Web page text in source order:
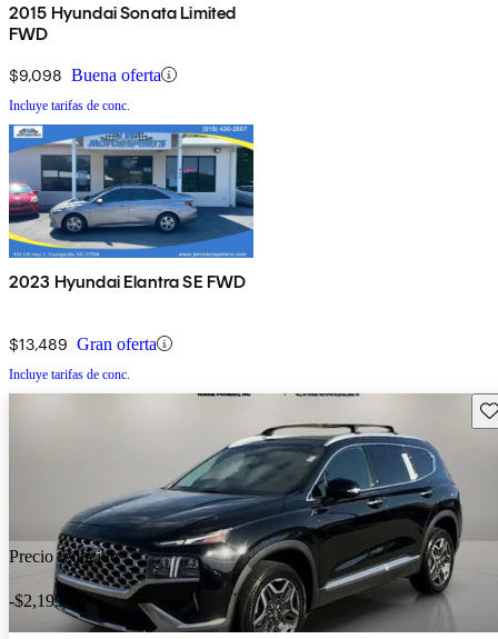
2015 Hyundai Sonata Limited
FWD
$9,098 Buena oferta
Incluye tarifas de conc.
2023 Hyundai Elantra SE FWD
$13,489 Gran oferta
Incluye tarifas de conc.
Precio reducido
-$2,199